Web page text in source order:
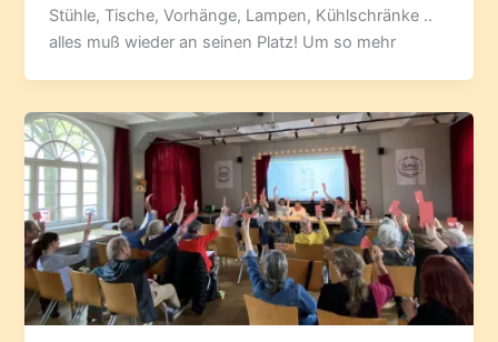
Stühle, Tische, Vorhänge, Lampen, Kühlschränke ..
alles muß wieder an seinen Platz! Um so mehr